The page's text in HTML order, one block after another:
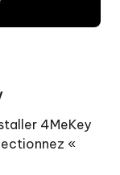
4MeKey
«